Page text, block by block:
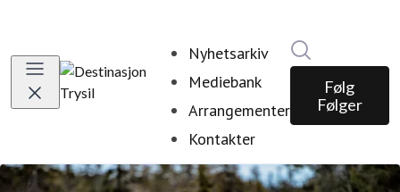
Nyhetsarkiv
Mediebank
Arrangementer
Kontakter
Følg
Følger